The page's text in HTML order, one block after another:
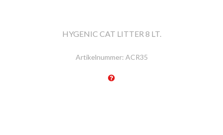
HYGENIC CAT LITTER 8 LT.
Artikelnummer: ACR35